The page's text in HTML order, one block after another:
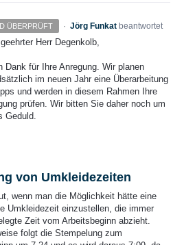
ÜBERPRÜFT · Jörg Funkat beantwortet
Herr Degenkolb,
Dank für Ihre Anregung. Wir planen
im neuen Jahr eine Überarbeitung
und werden in diesem Rahmen Ihre
prüfen. Wir bitten Sie daher noch um
Geduld.
von Umkleidezeiten
wenn man die Möglichkeit hätte eine
Umkleidezeit einzustellen, die immer
Zeit vom Arbeitsbeginn abzieht.
folgt die Stempelung zum